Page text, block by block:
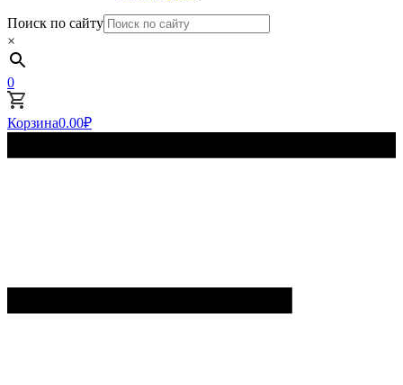
Поиск по сайту
×
0
Корзина0.00₽